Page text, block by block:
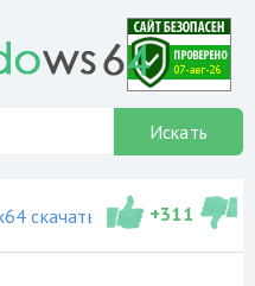
Искать
скачать торрент»не
+311